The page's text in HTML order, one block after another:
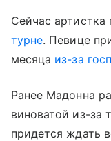
Сейчас
турне. Певице
месяца из-за
Ранее Мадонна
виноватой из-за
придется ждать